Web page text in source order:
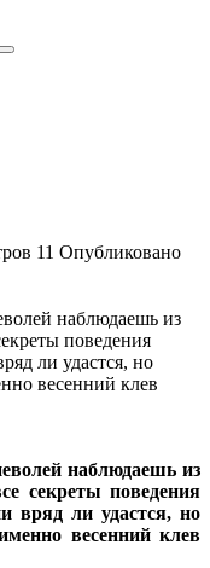
11 Опубликовано
наблюдаешь из
поведения
ли удастся, но
весенний клев
наблюдаешь из
секреты поведения
вряд ли удастся, но
весенний клев